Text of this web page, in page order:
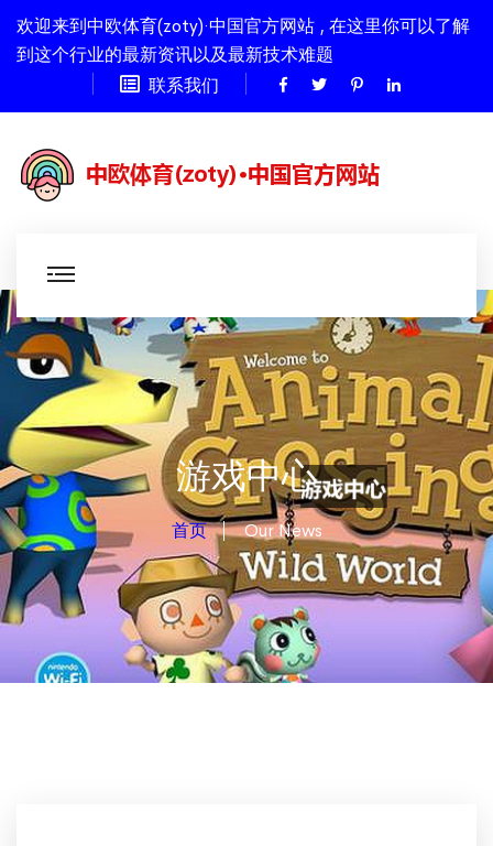
欢迎来到中欧体育(zoty)·中国官方网站 , 在这里你可以了解
到这个行业的最新资讯以及最新技术难题
联系我们
游戏中心
首页 Our News